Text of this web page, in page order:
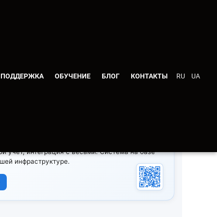
ПОДДЕРЖКА ОБУЧЕНИЕ БЛОГ КОНТАКТЫ RU UA
учёт, интеграция с весами. Система на базе
инфраструктуре.